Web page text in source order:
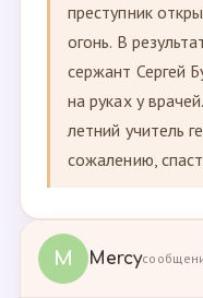
преступник
огонь. В
сержант Сергей
на руках у
летний учитель
сожалению,
M Mercy